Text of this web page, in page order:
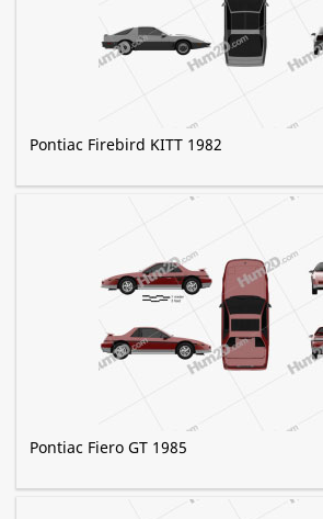
Pontiac Firebird KITT 1982
Pontiac Fiero GT 1985